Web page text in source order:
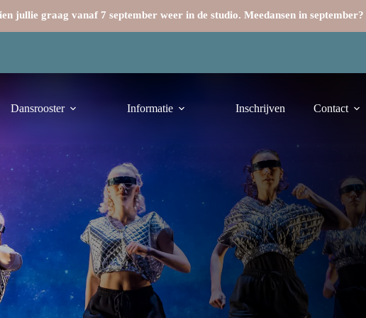
jullie graag vanaf 7 september weer in de studio. Meedansen in september?
Dansrooster Informatie Inschrijven Contact